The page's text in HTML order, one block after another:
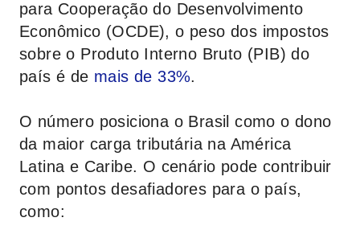
para Cooperação do Desenvolvimento
Econômico (OCDE), o peso dos impostos
sobre o Produto Interno Bruto (PIB) do
país é de mais de 33%.
O número posiciona o Brasil como o dono
da maior carga tributária na América
Latina e Caribe. O cenário pode contribuir
com pontos desafiadores para o país,
como: